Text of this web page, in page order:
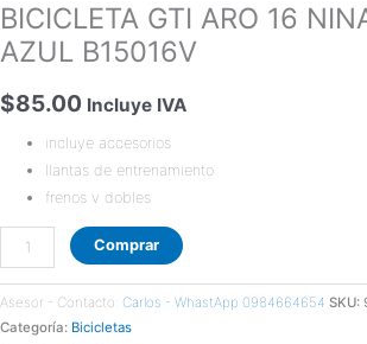
BICICLETA GTI ARO 16
AZUL B15016V
$85.00 Incluye IVA
incluye accesorios
llantas de entrenamiento
frenos v dobles
16
NINA
YX021
AZUL
B15016V
cantidad
Comprar
Asesor - Contacto: Carlos - WhastApp 0984664654 SKU:
Categoría: Bicicletas